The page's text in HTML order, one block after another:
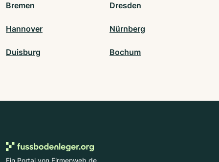
Bremen Dresden
Hannover Nürnberg
Duisburg Bochum